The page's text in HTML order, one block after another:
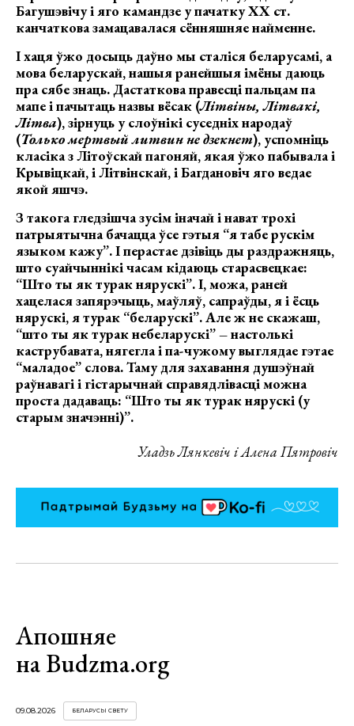
Багушэвічу і яго камандзе у пачатку ХХ ст.
канчаткова замацавалася сённяшняе найменне.
І хаця ўжо досыць даўно мы сталіся беларусамі, а
мова беларускай, нашыя ранейшыя імёны даюць
пра сябе знаць. Дастаткова правесці пальцам па
мапе і пачытаць назвы вёсак (Літвіны, Літвакі,
Літва), зірнуць у слоўнікі суседніх народаў
(Только мертвый литвин не дзекнет), успомніць
класіка з Літоўскай пагоняй, якая ўжо пабывала і
Крывіцкай, і Літвінскай, і Багдановіч яго ведае
якой яшчэ.
З такога гледзішча зусім іначай і нават трохі
патрыятычна бачацца ўсе гэтыя “я табе рускім
языком кажу”. І перастае дзівіць ды раздражняць,
што суайчыннікі часам кідаюць старасвецкае:
“Што ты як турак нярускі”. І, можа, раней
хацелася запярэчыць, маўляў, сапраўды, я і ёсць
нярускі, я турак “беларускі”. Але ж не скажаш,
“што ты як турак небеларускі” – настолькі
каструбавата, нягегла і па-чужому выглядае гэтае
“маладое” слова. Таму для захавання душэўнай
раўнавагі і гістарычнай справядлівасці можна
проста дадаваць: “Што ты як турак нярускі (у
старым значэнні)”.
Уладзь Лянкевіч і Алена Пятровіч
Апошняе
на Budzma.org
09.08.2026 БЕЛАРУСЫ СВЕТУ